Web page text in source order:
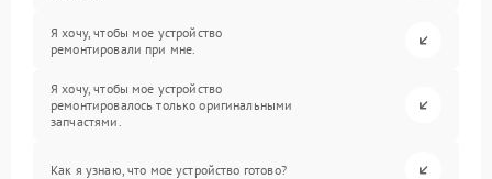
Я хочу, чтобы мое устройство
ремонтировали при мне.
Я хочу, чтобы мое устройство
ремонтировалось только оригинальными
запчастями.
Как я узнаю, что мое устройство готово?